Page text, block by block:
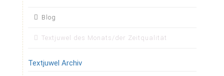
Blog
Textjuwel des Monats/der Zeitqualität
Textjuwel Archiv